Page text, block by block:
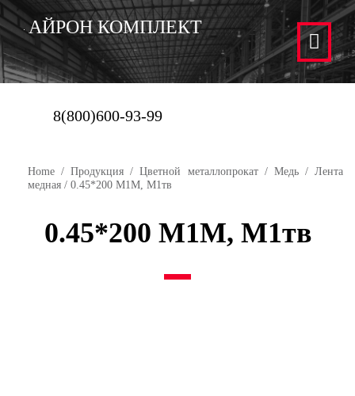
АЙРОН КОМПЛЕКТ
8(800)600-93-99
Home /Продукция /Цветной металлопрокат/ Медь/Лента
медная / 0.45*200 М1М, М1тв
0.45*200 М1М, М1тв